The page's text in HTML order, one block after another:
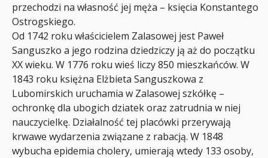
przechodzi na własność jej męża – księcia Konstantego
Ostrogskiego.
Od 1742 roku właścicielem Zalasowej jest Paweł
Sanguszko a jego rodzina dziedziczy ją aż do początku
XX wieku. W 1776 roku wieś liczy 850 mieszkańców. W
1843 roku księżna Elżbieta Sanguszkowa z
Lubomirskich uruchamia w Zalasowej szkółkę –
ochronkę dla ubogich dziatek oraz zatrudnia w niej
nauczycielkę. Działalność tej placówki przerywają
krwawe wydarzenia związane z rabacją. W 1848
wybucha epidemia cholery, umierają wtedy 133 osoby,